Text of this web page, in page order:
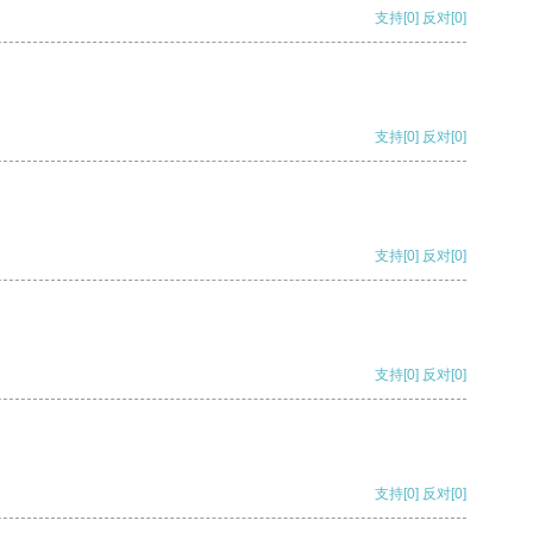
支持[0] 反对[0]
支持[0] 反对[0]
支持[0] 反对[0]
支持[0] 反对[0]
支持[0] 反对[0]